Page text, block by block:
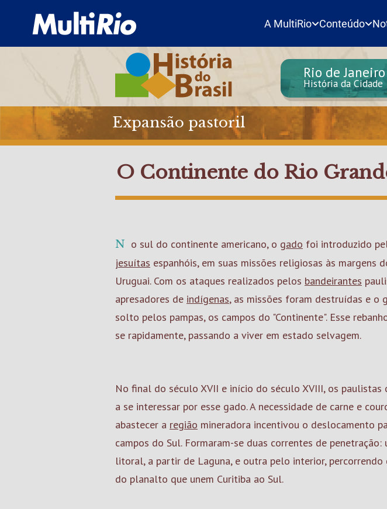
A MultiRio Conteúdo
Rio de Janeiro
História da Cidade
Expansão pastoril
O Continente do Rio
No sul do continente americano, o gado foi introduzido
jesuítas espanhóis, em suas missões religiosas às margens
Uruguai. Com os ataques realizados pelos bandeirantes
apresadores de indígenas, as missões foram destruídas e o
solto pelos pampas, os campos do "Continente". Esse
se rapidamente, passando a viver em estado selvagem.
No final do século XVII e início do século XVIII, os paulistas
a se interessar por esse gado. A necessidade de carne e
abastecer a região mineradora incentivou o deslocamento
campos do Sul. Formaram-se duas correntes de penetração:
litoral, a partir de Laguna, e outra pelo interior, percorrendo
do planalto que unem Curitiba ao Sul.